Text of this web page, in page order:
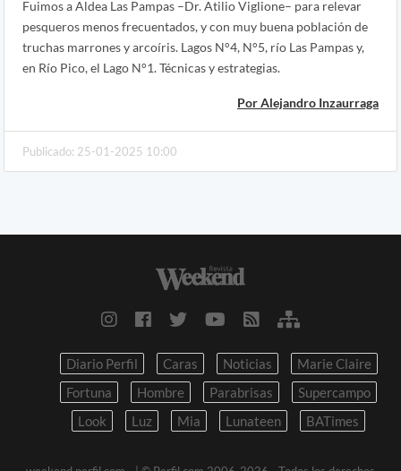
Fuimos a Aldea Las Pampas –Dr. Atilio Viglione– para relevar
pesqueros menos frecuentados, y con muy buena población de
truchas marrones y arcoíris. Lagos N°4, N°5, río Las Pampas y,
en Río Pico, el Lago N°1. Técnicas y estrategias.
Por Alejandro Inzaurraga
Publicado: 25-01-2025 10:00
Diario Perfil Caras Noticias
Marie Claire
Fortuna
Hombre Parabrisas
Supercampo
Look
Luz Mia Lunateen BATimes